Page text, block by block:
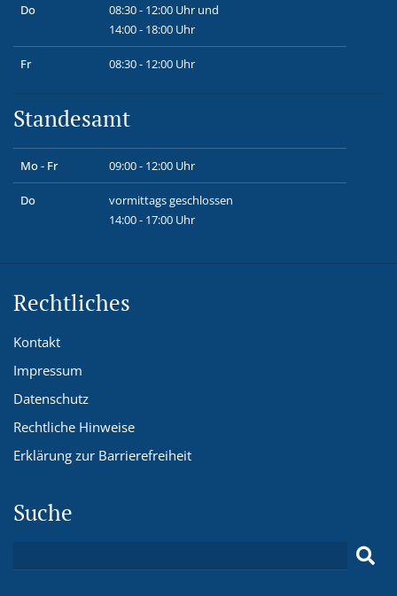
Do
08:30 - 12:00 Uhr und
14:00 - 18:00 Uhr
Fr 08:30 - 12:00 Uhr
Standesamt
Mo - Fr 09:00 - 12:00 Uhr
Do
vormittags geschlossen
14:00 - 17:00 Uhr
Rechtliches
Kontakt
Impressum
Datenschutz
Rechtliche Hinweise
Erklärung zur Barrierefreiheit
Suche